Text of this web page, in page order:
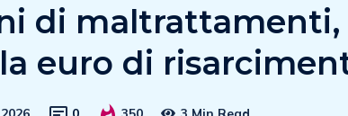
di maltrattamenti,
euro di